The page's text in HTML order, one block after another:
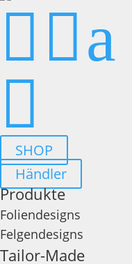
 a

SHOP
Händler
Produkte
Foliendesigns
Felgendesigns
Tailor-Made